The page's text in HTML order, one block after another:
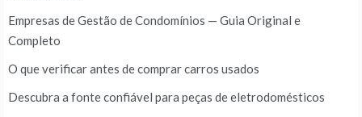
Empresas de Gestão de Condomínios — Guia Original e
Completo
O que verificar antes de comprar carros usados
Descubra a fonte confiável para peças de eletrodomésticos